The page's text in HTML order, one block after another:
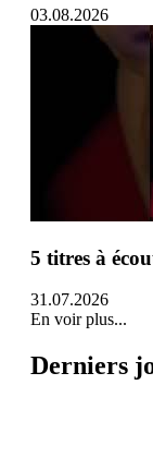
03.08.2026
5 titres à
31.07.2026
En voir plus...
Derniers